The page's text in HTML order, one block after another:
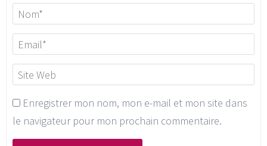
Enregistrer mon nom, mon e-mail et mon site dans
le navigateur pour mon prochain commentaire.